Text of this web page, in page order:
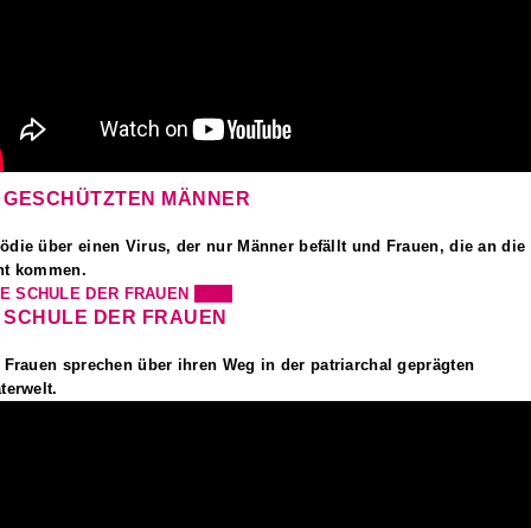
MÄNNER
über einen Virus, der nur Männer befällt und Frauen, die an die
kommen.
DER FRAUEN
Frauen sprechen über ihren Weg in der patriarchal geprägten